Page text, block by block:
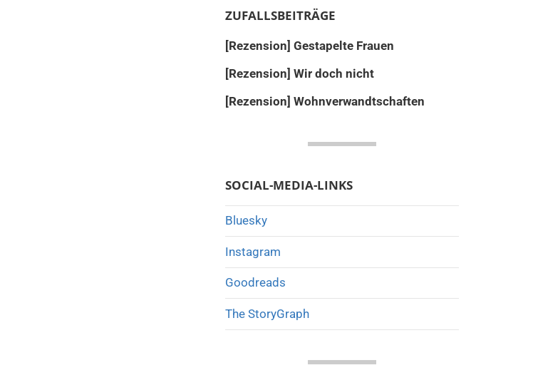
ZUFALLSBEITRÄGE
[Rezension] Gestapelte Frauen
[Rezension] Wir doch nicht
[Rezension] Wohnverwandtschaften
SOCIAL-MEDIA-LINKS
Bluesky
Instagram
Goodreads
The StoryGraph